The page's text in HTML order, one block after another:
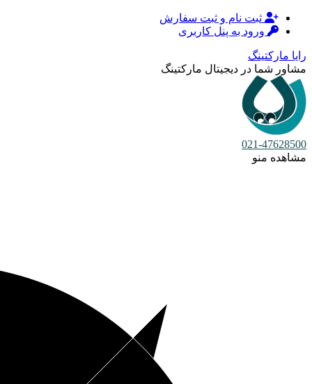
ثبت نام و ثبت سفارش
ورود به پنل کاربری
رایا مارکتینگ
مشاور شما در دیجیتال مارکتینگ
021-47628500
مشاهده منو